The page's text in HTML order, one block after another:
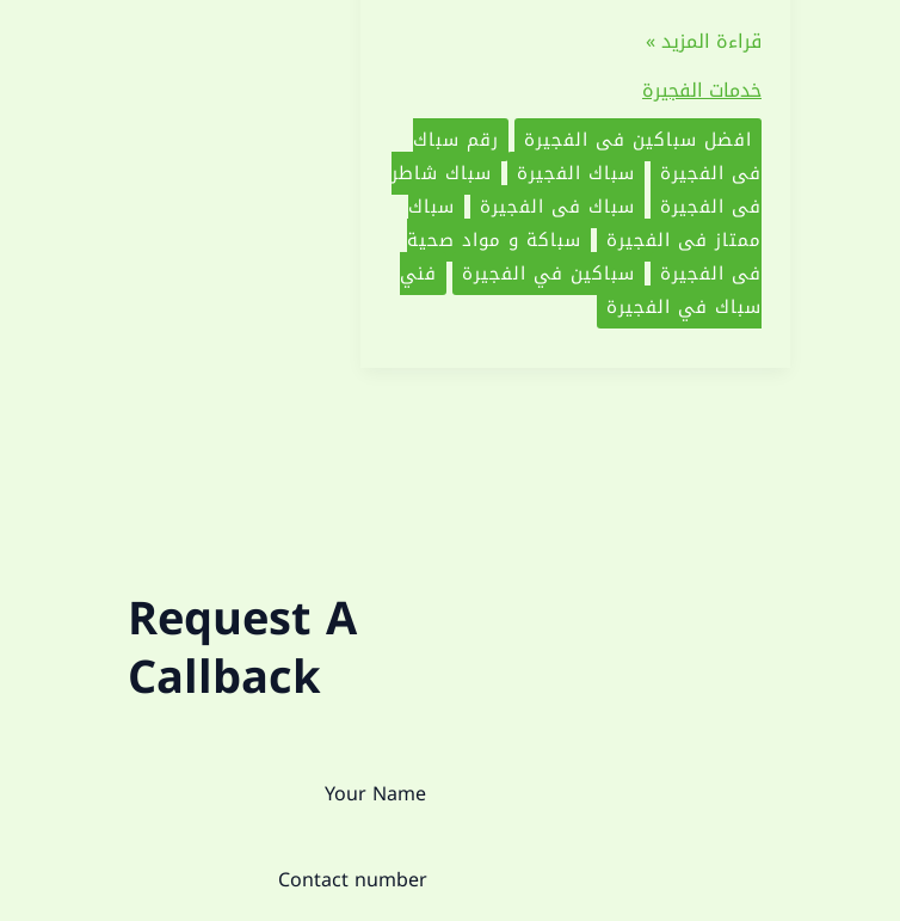
سباك
الفجيرة
|0551030094
|
سباك
ممتاز
قراءة المزيد »
خدمات الفجيرة
افضل سباكين في الفجيرة
رقم سباك
في الفجيرة
سباك الفجيرة
سباك شاطر
في الفجيرة
سباك في الفجيرة
سباك
ممتاز في الفجيرة
سباكة و مواد صحية
في الفجيرة
سباكين في الفجيرة
فني
سباك في الفجيرة
Request A
Callback